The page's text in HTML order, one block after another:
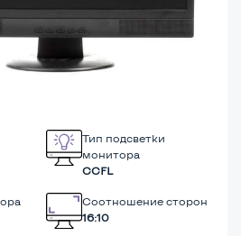
Тип подсветки
монитора
CCFL
Соотношение сторон
16:10